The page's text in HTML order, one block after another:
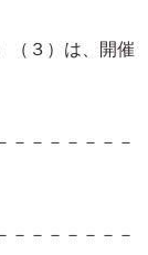
（３）は、開催
－－－－－－－
－－－－－－－